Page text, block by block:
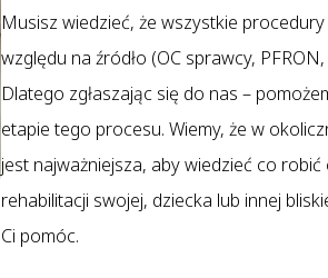
Musisz wiedzieć, że wszystkie
względu na źródło (OC sprawcy,
Dlatego zgłaszając się do nas –
etapie tego procesu. Wiemy, że w
jest najważniejsza, aby wiedzieć co
rehabilitacji swojej, dziecka lub innej
Ci pomóc.